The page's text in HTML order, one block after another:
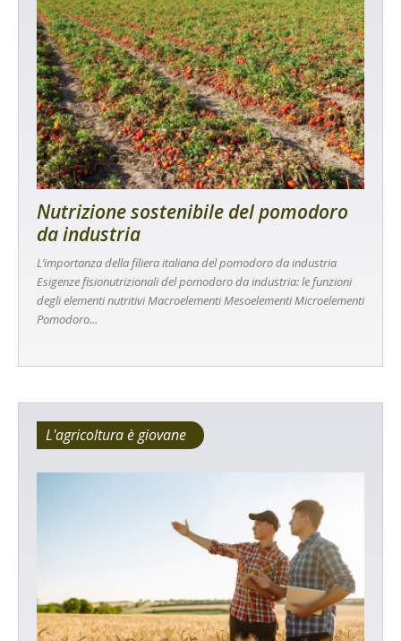
Nutrizione sostenibile del pomodoro
da industria
L’importanza della filiera italiana del pomodoro da industria
Esigenze fisionutrizionali del pomodoro da industria: le funzioni
degli elementi nutritivi Macroelementi Mesoelementi Microelementi
Pomodoro...
L'agricoltura è giovane